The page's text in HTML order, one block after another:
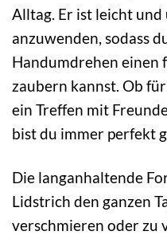
Alltag. Er ist leicht
anzuwenden, sodass
Handumdrehen einen
zaubern kannst. Ob
ein Treffen mit
bist du immer perfekt
Die langanhaltende
Lidstrich den ganzen
verschmieren oder zu